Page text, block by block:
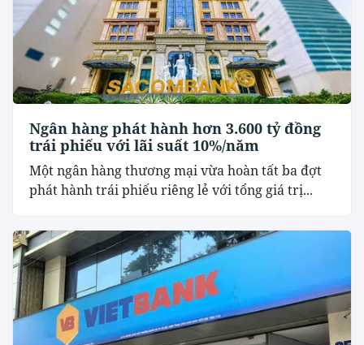
Ngân hàng phát hành hơn 3.600 tỷ đồng
trái phiếu với lãi suất 10%/năm
Một ngân hàng thương mại vừa hoàn tất ba đợt
phát hành trái phiếu riêng lẻ với tổng giá trị...